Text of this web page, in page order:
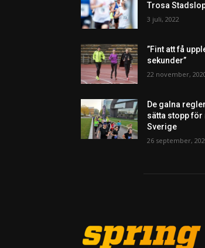
Trosa
3 juli, 2022
”Fint att få
sekunder”
22 november,
De galna
sätta stopp
Sverige
26 september,